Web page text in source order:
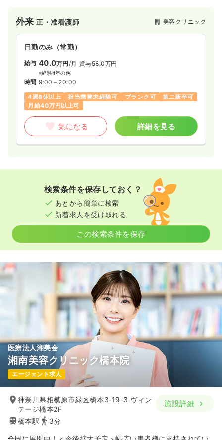
外来正・准看護師 美容クリニック
日勤のみ（常勤）
給与 40.0万円/月 賞与58.0万円
※経験4年の例
時間 9:00～20:00
4週8休以上
担当業務未経験可 ブランク可
第二新卒可
月給40万円以上可
気になる 詳細を見る
検索条件を保存しておく？
あとから簡単に検索
新着求人を受け取れる
この検索条件を保存
医療法人湘美会
湘南美容クリニック橋本院
エージェント求人
神奈川県相模原市緑区橋本3-19-3 ヴィン
テージ橋本2F
橋本駅
3分
施設詳細